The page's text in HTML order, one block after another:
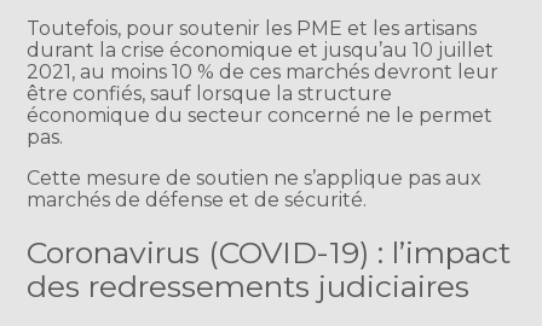
Toutefois, pour soutenir les PME et les artisans
durant la crise économique et jusqu’au 10 juillet
2021, au moins 10 % de ces marchés devront leur
être confiés, sauf lorsque la structure
économique du secteur concerné ne le permet
pas.
Cette mesure de soutien ne s’applique pas aux
marchés de défense et de sécurité.
Coronavirus (COVID-19) : l’impact
des redressements judiciaires